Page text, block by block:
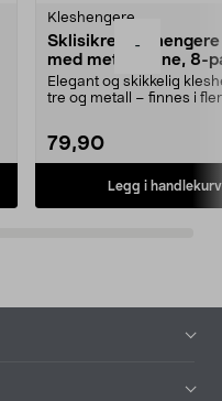
-
Kleshengere
Sklisikre
med metallpinne, 8-
Elegant og skikkelig
tre og metall – finnes i
79,90
Legg i handlekurv